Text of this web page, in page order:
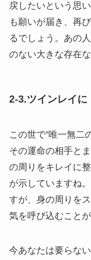
戻したいという思
も願いが届き、再
るでしょう。あの
のない大きな存在な
2-3.ツインレイに
この世で”唯一無二
その運命の相手と
の周りをキレイに
が示していますね
すが、身の周りを
気を呼び込むこと
今あなたは要らな